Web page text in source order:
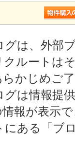
は、外部
ルートは
かじめご
は情報提
情報が表示
ある「ブ